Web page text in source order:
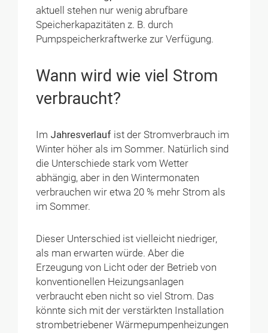
aktuell stehen nur wenig abrufbare
Speicherkapazitäten z. B. durch
Pumpspeicherkraftwerke zur Verfügung.
Wann wird wie viel Strom
verbraucht?
Im Jahresverlauf ist der Stromverbrauch im
Winter höher als im Sommer. Natürlich sind
die Unterschiede stark vom Wetter
abhängig, aber in den Wintermonaten
verbrauchen wir etwa 20 % mehr Strom als
im Sommer.
Dieser Unterschied ist vielleicht niedriger,
als man erwarten würde. Aber die
Erzeugung von Licht oder der Betrieb von
konventionellen Heizungsanlagen
verbraucht eben nicht so viel Strom. Das
könnte sich mit der verstärkten Installation
strombetriebener Wärmepumpenheizungen